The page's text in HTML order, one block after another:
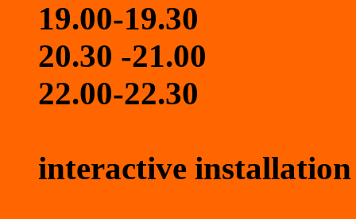
19.00-19.30
20.30 -21.00
22.00-22.30
interactive installation